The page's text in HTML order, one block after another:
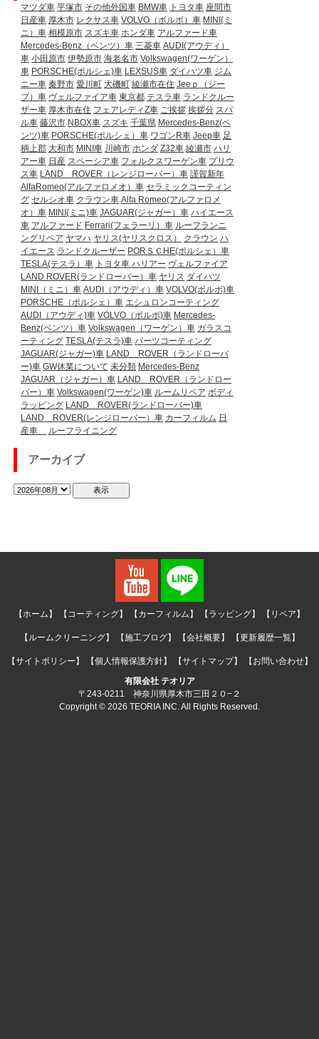
マツダ車 平塚市 その他外国車 BMW車 トヨタ車 座間市
日産車 厚木市 レクサス車 VOLVO（ボルボ）車 MINI(ミ
ニ）車 相模原市 スズキ車 ホンダ車 アルファード車
Mercedes-Benz（ベンツ）車 三菱車 AUDI(アウディ）
車 小田原市 伊勢原市 海老名市 Volkswagen(ワーゲン）
車 PORSCHE(ポルシェ)車 LEXSUS車 ダイハツ車 ジム
ニー車 秦野市 愛川町 大磯町 綾瀬市在住 Jeeｐ（ジー
プ）車 ヴェルファイア車 東京都 テスラ車 ランドクルー
ザー車 厚木市在住 フェアレディZ車 ご挨拶 挨拶分 スバ
ル車 藤沢市 NBOX車 スズキ 千葉県 Mercedes-Benz(ベ
ンツ)車 PORSCHE(ポルシェ）車 ワゴンR車 Jeep車 足
柄上郡 大和市 MINI車 川崎市 ホンダ Z32車 綾瀬市 ハリ
アー車 日産 スペーシア車 フォルクスワーゲン車 プリウ
ス車 LAND ROVER（レンジローバー）車 謹賀新年
AlfaRomeo(アルファロメオ）車 セラミックコーティン
グ セルシオ車 クラウン車 Alfa Romeo(アルファロメ
オ）車 MINI(ミニ)車 JAGUAR(ジャガー）車 ハイエース
車 アルファード Ferrari(フェラーリ）車 ルーフランニ
ングリペア ヤマハ ヤリス(ヤリスクロス） クラウン ハ
イエース ランドクルーザー PORＳＣHE(ポルシェ）車
TESLA(テスラ）車 トヨタ車 ハリアー ヴェルファイア
LAND ROVER(ランドローバー）車 ヤリス ダイハツ
MINI（ミニ）車 AUDI（アウディ）車 VOLVO(ボルボ)車
PORSCHE（ポルシェ）車 エシュロンコーティング
AUDI（アウディ)車 VOLVO（ボルボ)車 Mercedes-
Benz(ベンツ）車 Volkswagen（ワーゲン）車 ガラスコ
ーティング TESLA(テスラ)車 パーツコーティング
JAGUAR(ジャガー)車 LAND ROVER（ランドローバ
ー)車 GW休業について 未分類 Mercedes-Benz
JAGUAR（ジャガー）車 LAND ROVER（ランドロー
バー）車 Volkswagen(ワーゲン)車 ルームリペア ボディ
ラッピング LAND ROVER(ランドローバー)車
LAND ROVER(レンジローバー）車 カーフィルム 日
産車
ルーフライニング
アーカイブ
【ホーム】 【コーティング】 【カーフィルム】 【ラッピング】 【リペア】
【ルームクリーニング】 【施工ブログ】 【会社概要】 【更新履歴一覧】
【サイトポリシー】 【個人情報保護方針】 【サイトマップ】
【お問い合わせ】
有限会社 テオリア
〒243-0211 神奈川県厚木市三田２０−２
Copyright © 2026 TEORIA INC. All Rights Reserved.